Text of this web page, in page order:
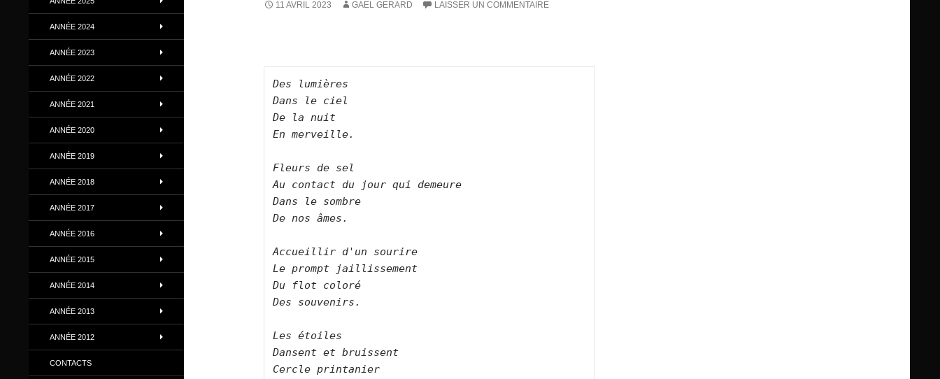
11 AVRIL 2023 GAEL GERARD LAISSER UN COMMENTAIRE
Des lumières
Dans le ciel
De la nuit
En merveille.
Fleurs de sel
Au contact du jour qui demeure
Dans le sombre
De nos âmes.
Accueillir d'un sourire
Le prompt jaillissement
Du flot coloré
Des souvenirs.
Les étoiles
Dansent et bruissent
Cercle printanier
ANNÉE 2024
ANNÉE 2023
ANNÉE 2022
ANNÉE 2021
ANNÉE 2020
ANNÉE 2019
ANNÉE 2018
ANNÉE 2017
ANNÉE 2016
ANNÉE 2015
ANNÉE 2014
ANNÉE 2013
ANNÉE 2012
CONTACTS